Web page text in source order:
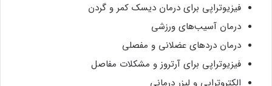
فیزیوتراپی برای درمان دیسک کمر و گردن
درمان آسیب‌های ورزشی
درمان دردهای عضلانی و مفصلی
فیزیوتراپی برای آرتروز و مشکلات مفاصل